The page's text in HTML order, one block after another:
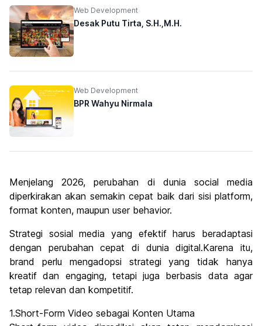
Web Development
Desak Putu Tirta, S.H.,M.H.
Web Development
BPR Wahyu Nirmala
Menjelang 2026, perubahan di dunia social media
diperkirakan akan semakin cepat baik dari sisi platform,
format konten, maupun user behavior.
Strategi sosial media yang efektif harus beradaptasi
dengan perubahan cepat di dunia digital.Karena itu,
brand perlu mengadopsi strategi yang tidak hanya
kreatif dan engaging, tetapi juga berbasis data agar
tetap relevan dan kompetitif.
1.Short-Form Video sebagai Konten Utama